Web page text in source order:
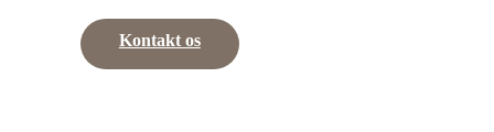
Kontakt os